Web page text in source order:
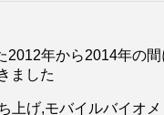
年から2014年の
ました
げ,モバイルバイオ